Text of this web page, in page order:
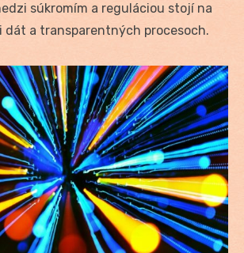
súkromím a reguláciou stojí na
dát a transparentných procesoch.